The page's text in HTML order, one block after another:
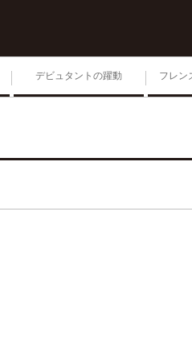
デビュタントの躍動 フレン